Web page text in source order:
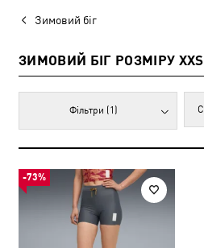
Зимовий біг
ЗИМОВИЙ БІГ РОЗМІРУ XXS
Фільтри (1)
-73%